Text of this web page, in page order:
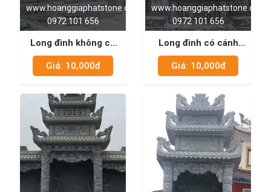
www.hoanggiaphatstone.com
0972 101 656
Long đình không có
cánh xanh rêu 01
Giá: 10,000đ
www.hoanggiaphatstone.com
0972 101 656
Long đình có cánh
trắng xám 01
Giá: 10,000đ